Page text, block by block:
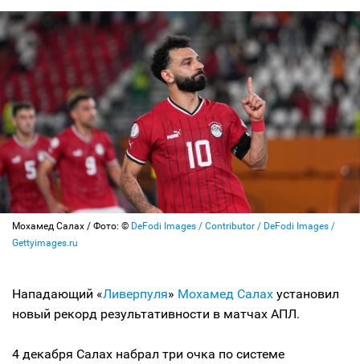
Мохамед Салах / Фото: © DeFodi Images / Contributor / DeFodi Images /
Gettyimages.ru
Нападающий «Ливерпуля» Мохамед Салах установил
новый рекорд результативности в матчах АПЛ.
4 декабря Салах набрал три очка по системе